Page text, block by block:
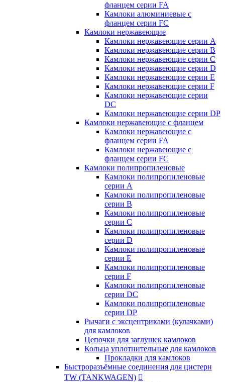
фланцем серии FA
Камлоки алюминиевые с
фланцем серии FC
Камлоки нержавеющие
Камлоки нержавеющие серии А
Камлоки нержавеющие серии В
Камлоки нержавеющие серии C
Камлоки нержавеющие серии D
Камлоки нержавеющие серии E
Камлоки нержавеющие серии F
Камлоки нержавеющие серии
DC
Камлоки нержавеющие серии DP
Камлоки нержавеющие с фланцем
Камлоки нержавеющие с
фланцем серии FA
Камлоки нержавеющие с
фланцем серии FC
Камлоки полипропиленовые
Камлоки полипропиленовые
серии А
Камлоки полипропиленовые
серии B
Камлоки полипропиленовые
серии C
Камлоки полипропиленовые
серии D
Камлоки полипропиленовые
серии Е
Камлоки полипропиленовые
серии F
Камлоки полипропиленовые
серии DC
Камлоки полипропиленовые
серии DP
Рычаги с эксцентриками (кулачками)
для камлоков
Цепочки для заглушек камлоков
Кольца уплотнительные для камлоков
Прокладки для камлоков
Быстроразъёмные соединения для цистерн
TW (TANKWAGEN) 